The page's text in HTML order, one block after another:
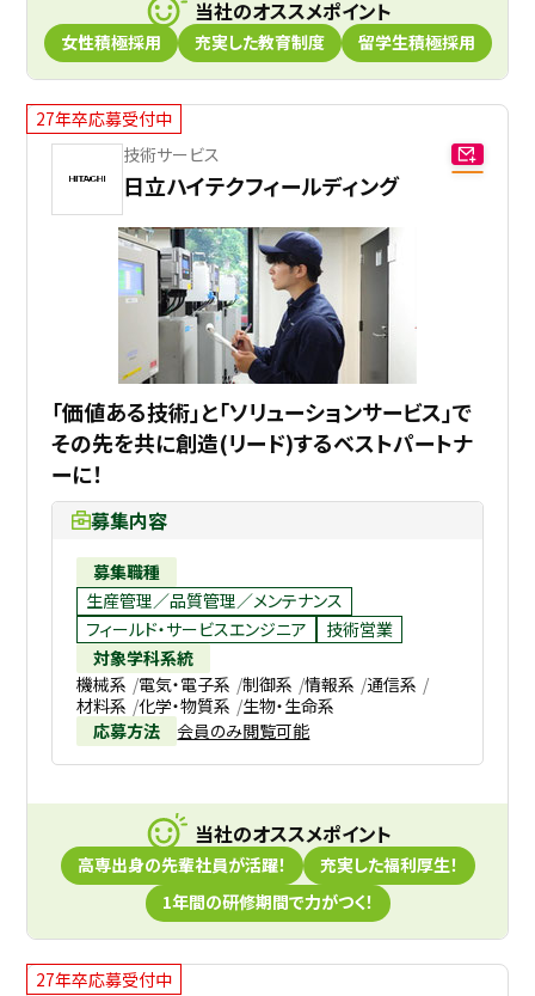
当社のオススメポイント
女性積極採用 充実した教育制度 留学生積極採用
27年卒応募受付中
技術サービス
日立ハイテクフィールディング
｢価値ある技術｣と｢ソリューションサービス｣で
その先を共に創造(リード)するベストパートナ
ーに！
募集内容
募集職種
生産管理／品質管理／メンテナンス
フィールド・サービスエンジニア
技術営業
対象学科系統
機械系 電気・電子系 制御系 情報系 通信系
材料系 化学・物質系 生物・生命系
応募方法
会員のみ閲覧可能
当社のオススメポイント
高専出身の先輩社員が活躍！
充実した福利厚生！
1年間の研修期間で力がつく！
27年卒応募受付中